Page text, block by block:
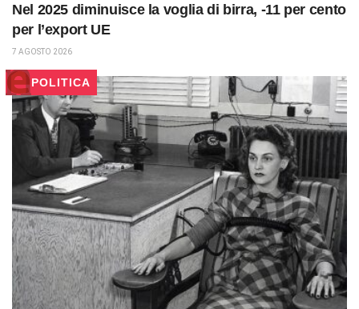
Nel 2025 diminuisce la voglia di birra, -11 per cento
per l’export UE
7 AGOSTO 2026
POLITICA